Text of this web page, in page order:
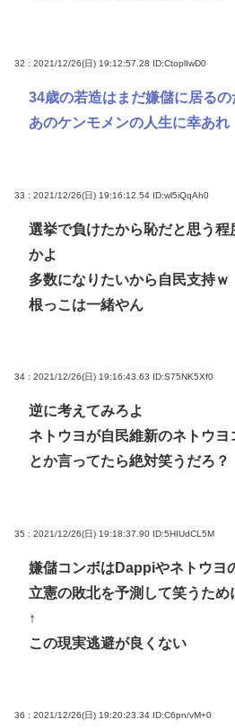
32 : 2021/12/26(日) 19:12:57.28 ID:CtoplIwD0
34歳の若造はまだ嫌儲に居るの
あのケンモメンの人生に幸あれ
33 : 2021/12/26(日) 19:16:12.54 ID:wl5iQqAh0
選挙で負けたから恥だと思う
かよ
多数になりたいから自民支持
根っこは一緒やん
34 : 2021/12/26(日) 19:16:43.63 ID:S75NK5Xf0
逆に考えてみろよ
ネトウヨが自民維新のネトウヨ
とか言ってたら絶対笑うだろ？
35 : 2021/12/26(日) 19:18:37.90 ID:5HIUdCL5M
嫌儲コンボはDappiやネトウヨ
立憲の敗北を予測して笑うため
↑
この現実逃避が良くない
36 : 2021/12/26(日) 19:20:23.34 ID:C6pn/vM+0